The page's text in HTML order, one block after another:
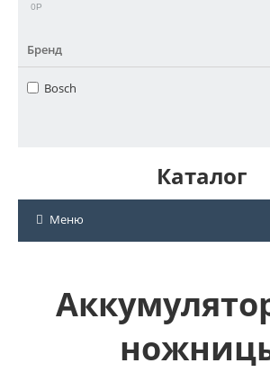
0Р
Бренд
Bosch
Каталог
Меню